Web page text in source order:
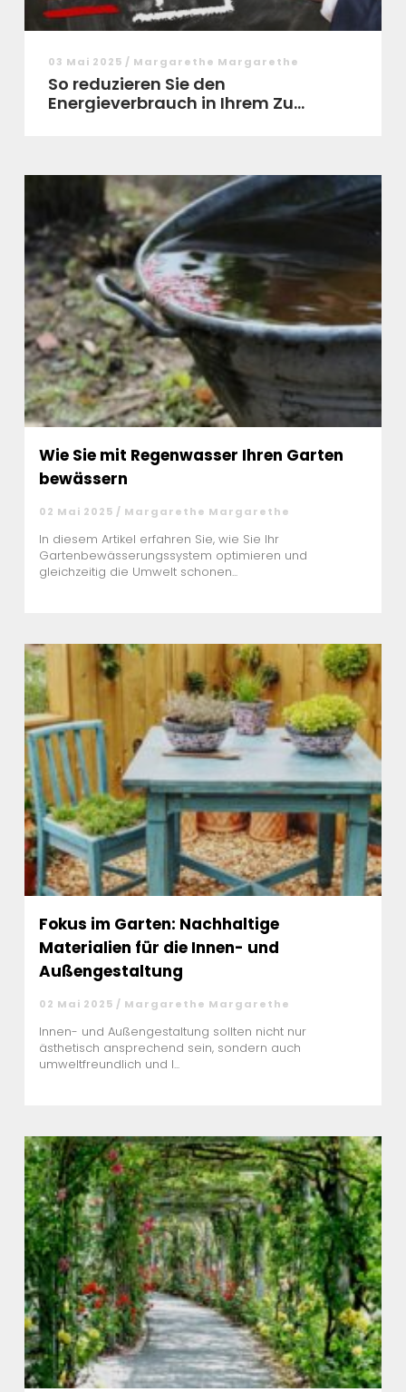
03 Mai 2025 / Margarethe Margarethe
So reduzieren Sie den
Energieverbrauch in Ihrem Zu...
Wie Sie mit Regenwasser Ihren Garten
bewässern
02 Mai 2025 / Margarethe Margarethe
In diesem Artikel erfahren Sie, wie Sie Ihr
Gartenbewässerungssystem optimieren und
gleichzeitig die Umwelt schonen...
Fokus im Garten: Nachhaltige
Materialien für die Innen- und
Außengestaltung
02 Mai 2025 / Margarethe Margarethe
Innen- und Außengestaltung sollten nicht nur
ästhetisch ansprechend sein, sondern auch
umweltfreundlich und l...